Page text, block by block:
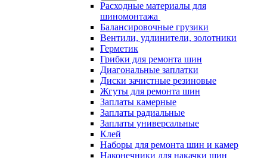
Расходные материалы для
шиномонтажа
Балансировочные грузики
Вентили, удлинители, золотники
Герметик
Грибки для ремонта шин
Диагональные заплатки
Диски зачистные резиновые
Жгуты для ремонта шин
Заплаты камерные
Заплаты радиальные
Заплаты универсальные
Клей
Наборы для ремонта шин и камер
Наконечники для накачки шин